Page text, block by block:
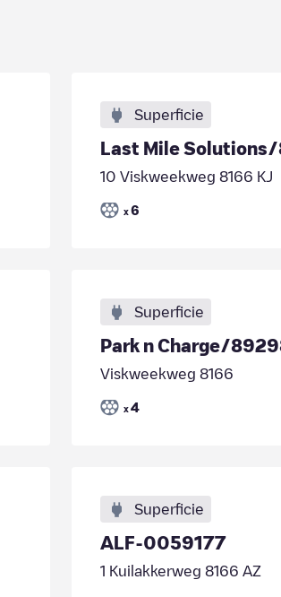
Superficie
Last Mile
10 Viskweekweg 8166 KJ
x 6
Superficie
Park n Charge/
Viskweekweg 8166
x 4
Superficie
ALF-0059177
1 Kuilakkerweg 8166 AZ